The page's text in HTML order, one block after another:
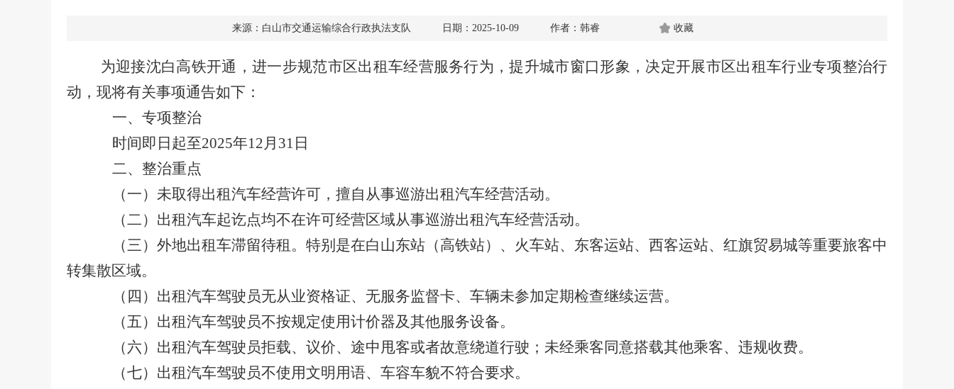
来源：白山市交通运输综合行政执法支队 日期：2025-10-09 作者：韩睿 收藏
为迎接沈白高铁开通，进一步规范市区出租车经营服务行为，提升城市窗口形象，决定开展市区出租车行业专项整治行
动，现将有关事项通告如下：
一、专项整治
时间即日起至2025年12月31日
二、整治重点
（一）未取得出租汽车经营许可，擅自从事巡游出租汽车经营活动。
（二）出租汽车起讫点均不在许可经营区域从事巡游出租汽车经营活动。
（三）外地出租车滞留待租。特别是在白山东站（高铁站）、火车站、东客运站、西客运站、红旗贸易城等重要旅客中
转集散区域。
（四）出租汽车驾驶员无从业资格证、无服务监督卡、车辆未参加定期检查继续运营。
（五）出租汽车驾驶员不按规定使用计价器及其他服务设备。
（六）出租汽车驾驶员拒载、议价、途中甩客或者故意绕道行驶；未经乘客同意搭载其他乘客、违规收费。
（七）出租汽车驾驶员不使用文明用语、车容车貌不符合要求。